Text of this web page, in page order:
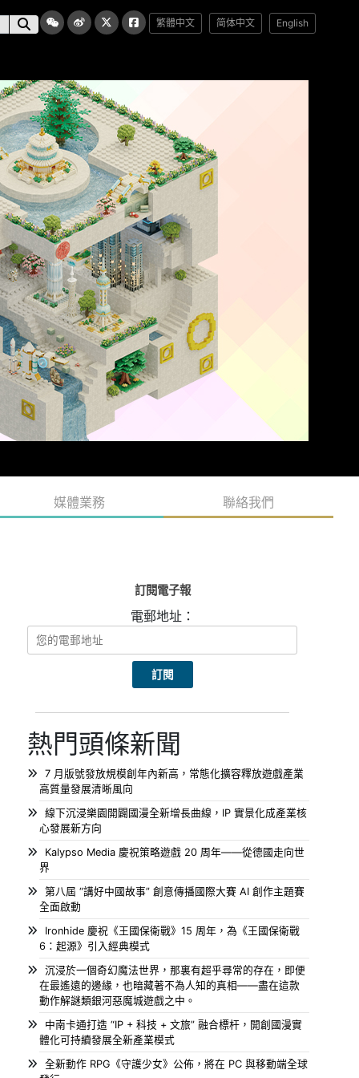
繁體中文 简体中文 English
媒體業務 聯絡我們
訂閱電子報
電郵地址：
熱門頭條新聞
7 月版號發放規模創年內新高，常態化擴容釋放遊戲產業
高質量發展清晰風向
線下沉浸樂園開闢國漫全新增長曲線，IP 實景化成產業核
心發展新方向
Kalypso Media 慶祝策略遊戲 20 周年——從德國走向世
界
第八屆 “講好中國故事” 創意傳播國際大賽 AI 創作主題賽
全面啟動
Ironhide 慶祝《王國保衛戰》15 周年，為《王國保衛戰
6：起源》引入經典模式
沉浸於一個奇幻魔法世界，那裏有超乎尋常的存在，即便
在最遙遠的邊緣，也暗藏著不為人知的真相——盡在這款
動作解謎類銀河惡魔城遊戲之中。
中南卡通打造 “IP + 科技 + 文旅” 融合標杆，開創國漫實
體化可持續發展全新產業模式
全新動作 RPG《守護少女》公佈，將在 PC 與移動端全球